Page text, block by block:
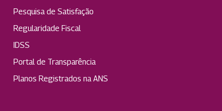
Pesquisa de Satisfação
Regularidade Fiscal
IDSS
Portal de Transparência
Planos Registrados na ANS